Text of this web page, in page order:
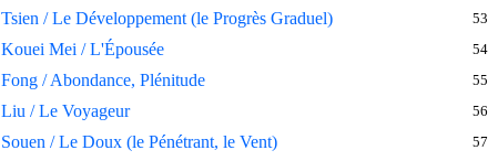
Tsien / Le Développement (le Progrès Graduel) 53
Kouei Mei / L'Épousée 54
Fong / Abondance, Plénitude 55
Liu / Le Voyageur 56
Souen / Le Doux (le Pénétrant, le Vent) 57